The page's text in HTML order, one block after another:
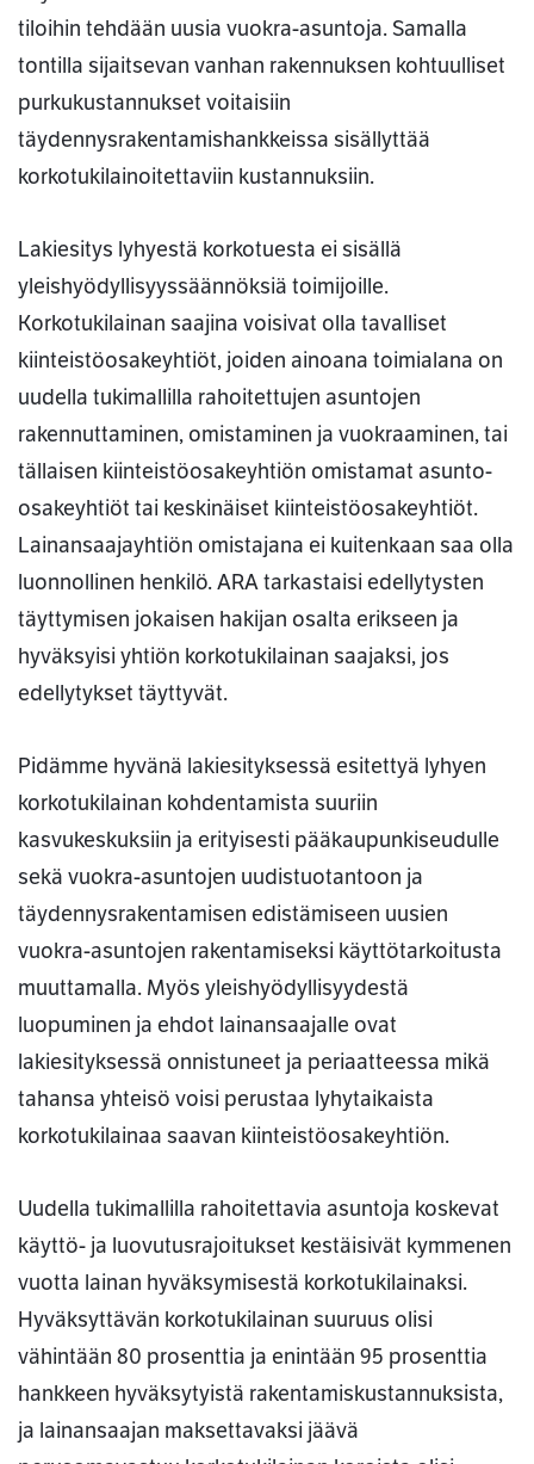
tiloihin tehdään uusia vuokra-asuntoja. Samalla
tontilla sijaitsevan vanhan rakennuksen kohtuulliset
purkukustannukset voitaisiin
täydennysrakentamishankkeissa sisällyttää
korkotukilainoitettaviin kustannuksiin.
Lakiesitys lyhyestä korkotuesta ei sisällä
yleishyödyllisyyssäännöksiä toimijoille.
Korkotukilainan saajina voisivat olla tavalliset
kiinteistöosakeyhtiöt, joiden ainoana toimialana on
uudella tukimallilla rahoitettujen asuntojen
rakennuttaminen, omistaminen ja vuokraaminen, tai
tällaisen kiinteistöosakeyhtiön omistamat asunto-
osakeyhtiöt tai keskinäiset kiinteistöosakeyhtiöt.
Lainansaajayhtiön omistajana ei kuitenkaan saa olla
luonnollinen henkilö. ARA tarkastaisi edellytysten
täyttymisen jokaisen hakijan osalta erikseen ja
hyväksyisi yhtiön korkotukilainan saajaksi, jos
edellytykset täyttyvät.
Pidämme hyvänä lakiesityksessä esitettyä lyhyen
korkotukilainan kohdentamista suuriin
kasvukeskuksiin ja erityisesti pääkaupunkiseudulle
sekä vuokra-asuntojen uudistuotantoon ja
täydennysrakentamisen edistämiseen uusien
vuokra-asuntojen rakentamiseksi käyttötarkoitusta
muuttamalla. Myös yleishyödyllisyydestä
luopuminen ja ehdot lainansaajalle ovat
lakiesityksessä onnistuneet ja periaatteessa mikä
tahansa yhteisö voisi perustaa lyhytaikaista
korkotukilainaa saavan kiinteistöosakeyhtiön.
Uudella tukimallilla rahoitettavia asuntoja koskevat
käyttö- ja luovutusrajoitukset kestäisivät kymmenen
vuotta lainan hyväksymisestä korkotukilainaksi.
Hyväksyttävän korkotukilainan suuruus olisi
vähintään 80 prosenttia ja enintään 95 prosenttia
hankkeen hyväksytyistä rakentamiskustannuksista,
ja lainansaajan maksettavaksi jäävä